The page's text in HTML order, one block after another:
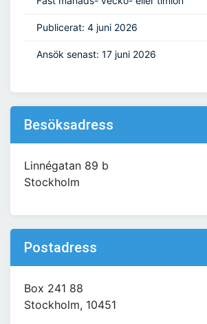
Publicerat: 4 juni 2026
Ansök senast: 17 juni 2026
Besöksadress
Linnégatan 89 b
Stockholm
Postadress
Box 241 88
Stockholm, 10451